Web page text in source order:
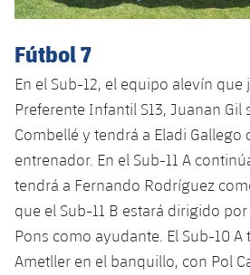
Fútbol 7
En el Sub-12, el equipo alevín que
Preferente Infantil S13, Juanan Gil
Combellé y tendrá a Eladi
entrenador. En el Sub-11 A
tendrá a Fernando Rodríguez
que el Sub-11 B estará dirigido
Pons como ayudante. El Sub-10 A
Ametller en el banquillo, con Pol